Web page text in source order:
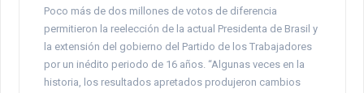
Poco más de dos millones de votos de diferencia
permitieron la reelección de la actual Presidenta de Brasil y
la extensión del gobierno del Partido de los Trabajadores
por un inédito periodo de 16 años. “Algunas veces en la
historia, los resultados apretados produjeron cambios